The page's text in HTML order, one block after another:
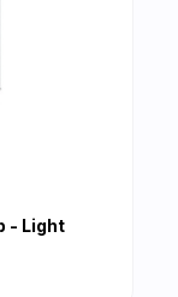
- Light